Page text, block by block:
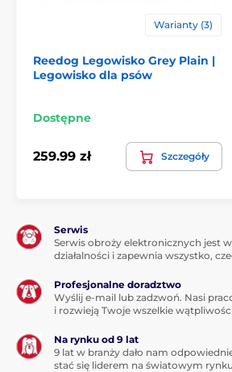
Jack Russell.
Warianty (3)
Reedog Legowisko Grey Plain |
Legowisko dla psów
Dostępne
259.99 zł Szczegóły
Serwis
Serwis obroży elektronicznych jest
działalności i zapewnia wszystko,
Profesjonalne doradztwo
Wyślij e-mail lub zadzwoń. Nasi
i rozwieją Twoje wszelkie
Na rynku od 9 lat
9 lat w branży dało nam
stać się liderem na światowym rynku